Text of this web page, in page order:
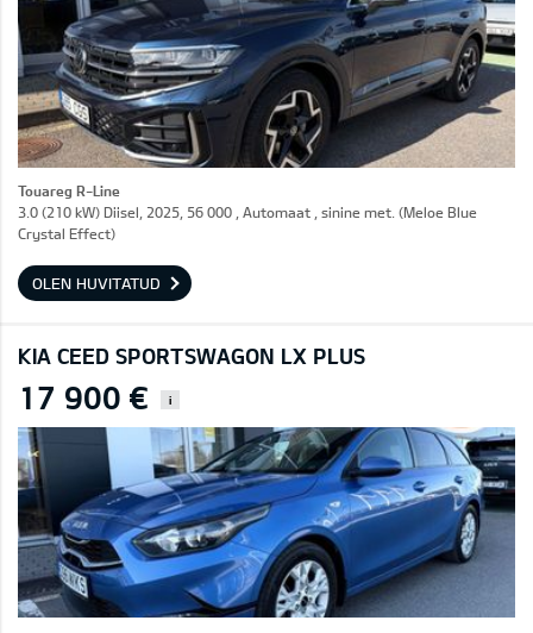
Touareg R-Line
3.0 (210 kW) Diisel, 2025, 56 000 , Automaat , sinine met. (Meloe Blue
Crystal Effect)
OLEN HUVITATUD
KIA CEED SPORTSWAGON LX PLUS
17 900 € i